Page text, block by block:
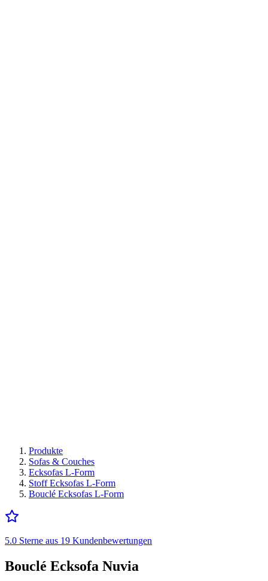
Produkte
Sofas & Couches
Ecksofas L-Form
Stoff Ecksofas L-Form
Bouclé Ecksofas L-Form
5.0 Sterne aus 19 Kundenbewertungen
Bouclé Ecksofa Nuvia